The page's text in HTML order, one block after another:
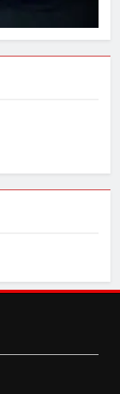
होगा कार्बन-
उच्च-कुशल
से कृषि,
स्वरोजगार को
में आने वाले भक्तों